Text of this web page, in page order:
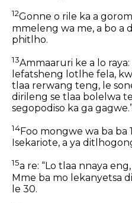
12Gonne o rile ka a
mmeleng wa me, a bo a
phitlho.
13Ammaaruri ke a lo
lefatsheng lotlhe fela,
tlaa rerwang teng, le
dirileng se tlaa bolelwa
segopodiso ka ga
14Foo mongwe wa ba ba
Isekariote, a ya
15a re: “Lo tlaa nnaya
Mme ba mo lekanyetsa
le 30.